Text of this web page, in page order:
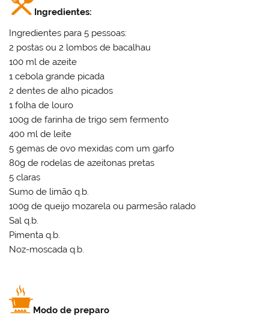
Ingredientes:
Ingredientes para 5 pessoas:
2 postas ou 2 lombos de bacalhau
100 ml de azeite
1 cebola grande picada
2 dentes de alho picados
1 folha de louro
100g de farinha de trigo sem fermento
400 ml de leite
5 gemas de ovo mexidas com um garfo
80g de rodelas de azeitonas pretas
5 claras
Sumo de limão q.b.
100g de queijo mozarela ou parmesão ralado
Sal q.b.
Pimenta q.b.
Noz-moscada q.b.
Modo de preparo